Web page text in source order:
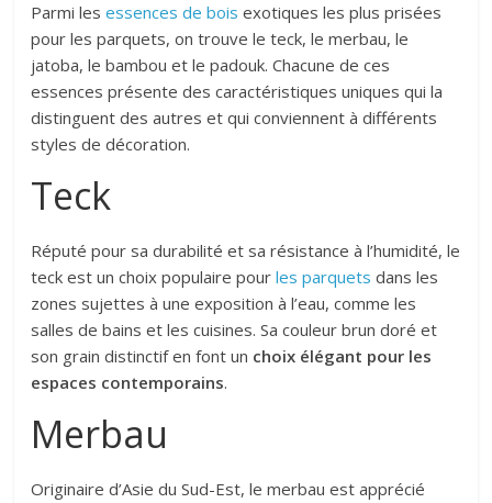
Parmi lesessences de bois exotiques les plus prisées
pour les parquets, on trouve le teck, le merbau, le
jatoba, le bambou et le padouk. Chacune de ces
essences présente des caractéristiques uniques qui la
distinguent des autres et qui conviennent à différents
styles de décoration.
Teck
Réputé pour sa durabilité et sa résistance à l’humidité, le
teck est un choix populaire pourles parquets dans les
zones sujettes à une exposition à l’eau, comme les
salles de bains et les cuisines. Sa couleur brun doré et
son grain distinctif en font un choix élégant pour les
espaces contemporains.
Merbau
Originaire d’Asie du Sud-Est, le merbau est apprécié